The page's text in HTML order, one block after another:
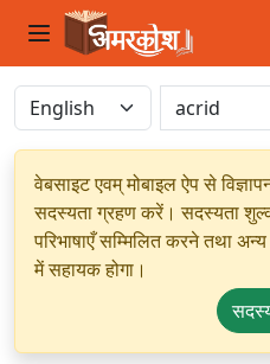
वेबसाइट एवम् मोबाइल ऐप से
सदस्यता ग्रहण करें। सदस्यता
परिभाषाएँ सम्मिलित करने तथा
में सहायक होगा।